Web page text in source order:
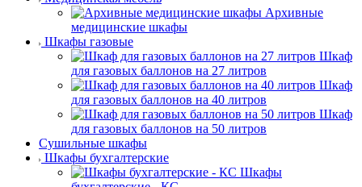
Архивные
медицинские шкафы
Шкафы газовые
Шкаф
для газовых баллонов на 27 литров
Шкаф
для газовых баллонов на 40 литров
Шкаф
для газовых баллонов на 50 литров
Сушильные шкафы
Шкафы бухгалтерские
Шкафы